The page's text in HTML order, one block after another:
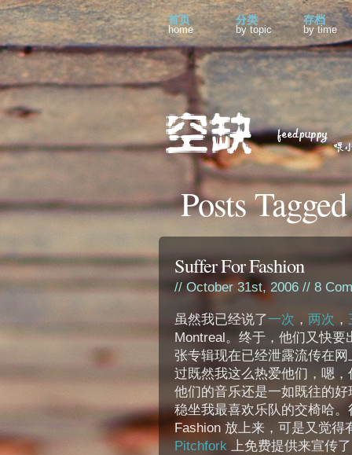
首页
home
分类
by topic
存档
by time
Posts
Suffer For Fashion
// October 31st, 2006 // 8
虽然我已经说了一次 ， 两次 ，
Montreal。终于，他们又快
张专辑现在已经泄露流传在
过既然我这么热爱他们，嗯
他们的音乐还是一如既往的
稳坐我最喜欢乐队的交椅哈
Fashion 放上来，可是又觉得
Pitchfork上免费提供来宣传